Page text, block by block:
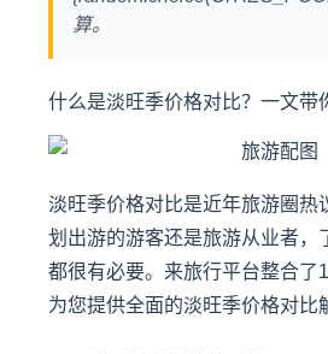
算。
什么是淡旺季价格对比？一文带
淡旺季价格对比是近年旅游圈热
划出游的游客还是旅游从业者，
都很有必要。来旅行平台整合了
为您提供全面的淡旺季价格对比